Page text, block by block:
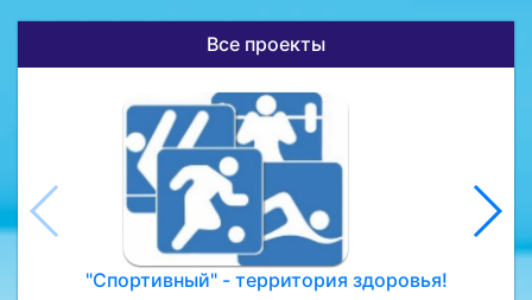
Все проекты
"Спортивный" - территория здоровья!